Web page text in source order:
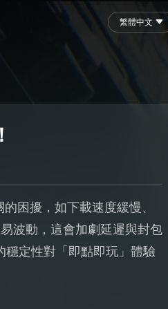
繁體中文
困擾，如下載速度緩慢、
波動，這會加劇延遲與封包
定性對「即點即玩」體驗